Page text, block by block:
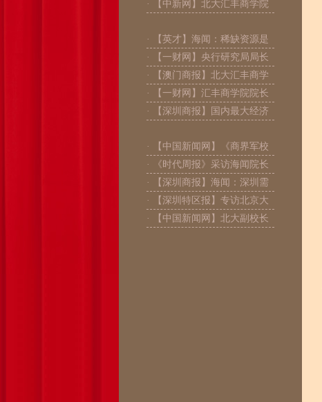
· 【中新网】北大汇丰商学院
· 【英才】海闻：稀缺资源是
· 【一财网】央行研究局局长
· 【澳门商报】北大汇丰商学
· 【一财网】汇丰商学院院长
· 【深圳商报】国内最大经济
· 【中国新闻网】《商界军校
· 《时代周报》采访海闻院长
· 【深圳商报】海闻：深圳需
· 【深圳特区报】专访北京大
· 【中国新闻网】北大副校长